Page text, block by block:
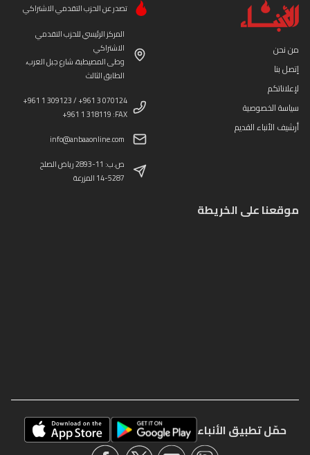
من نحن
إتصل بنا
لإعلاناتكم
سياسة الخصوصية
أرشيف الأنباء القديم
تصدر عن الحزب التقدمي الاشتراكي
المركز الرئيسي للحزب التقدمي
الاشتراكي
وطى المصيطبة، شارع جبل العرب،
الطابق الثالث
+961 1 309123 / +961 3 070124
+961 1 318119 :FAX
info@anbaaonline.com
ص.ب: 11-2893 رياض الصلح
14-5287 المزرعة
موقعنا على الخريطة
حمّل تطبيق الأنباء